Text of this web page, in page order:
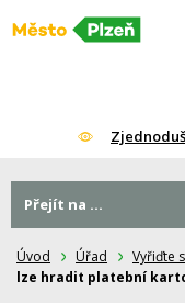
Přeskočit
Úvod Úřad Vyřiďte
lze hradit platební
Přejít na ...